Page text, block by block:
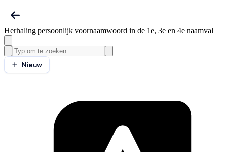
Herhaling persoonlijk voornaamwoord in de 1e, 3e en 4e naamval
Nieuw